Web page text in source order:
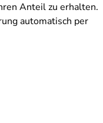
Anteil zu erhalten.
automatisch per